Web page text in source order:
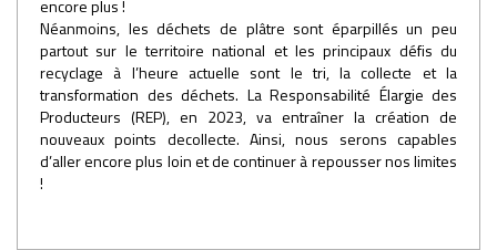
encore plus !
Néanmoins, les déchets de plâtre sont éparpillés un peu
partout sur le territoire national et les principaux défis du
recyclage à l’heure actuelle sont le tri, la collecte et la
transformation des déchets. La Responsabilité Élargie des
Producteurs (REP), en 2023, va entraîner la création de
nouveaux points decollecte. Ainsi, nous serons capables
d’aller encore plus loin et de continuer à repousser nos limites
!